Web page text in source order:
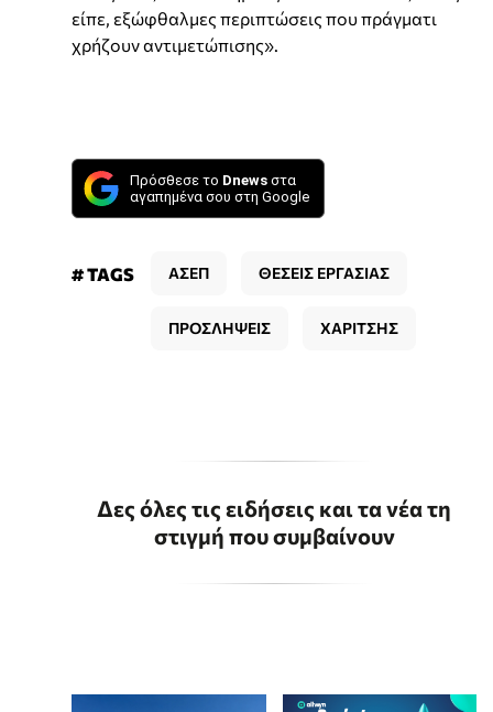
είπε, εξώφθαλμες περιπτώσεις που πράγματι
χρήζουν αντιμετώπισης».
Πρόσθεσε το Dnews στα
αγαπημένα σου στη Google
# TAGS ΑΣΕΠ ΘΕΣΕΙΣ ΕΡΓΑΣΙΑΣ
ΠΡΟΣΛΗΨΕΙΣ ΧΑΡΙΤΣΗΣ
Δες όλες τις ειδήσεις και τα νέα τη
στιγμή που συμβαίνουν